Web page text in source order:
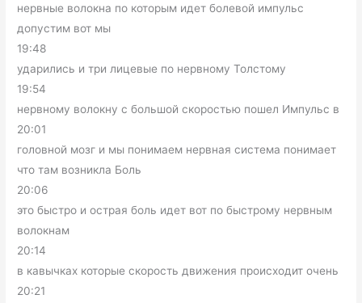
нервные волокна по которым идет болевой импульс
допустим вот мы
19:48
ударились и три лицевые по нервному Толстому
19:54
нервному волокну с большой скоростью пошел Импульс в
20:01
головной мозг и мы понимаем нервная система понимает
что там возникла Боль
20:06
это быстро и острая боль идет вот по быстрому нервным
волокнам
20:14
в кавычках которые скорость движения происходит очень
20:21